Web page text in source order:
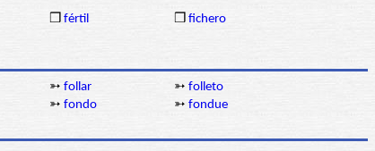
❒ fértil ❒ fichero
➳ follar ➳ folleto
➳ fondo ➳ fondue